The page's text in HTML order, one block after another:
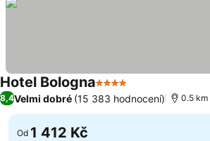
Hotel Bologna4 Počet hvězdiček
8,4Velmi dobré (15 383 hodnocení) 0.5 km
Od 1 412 Kč